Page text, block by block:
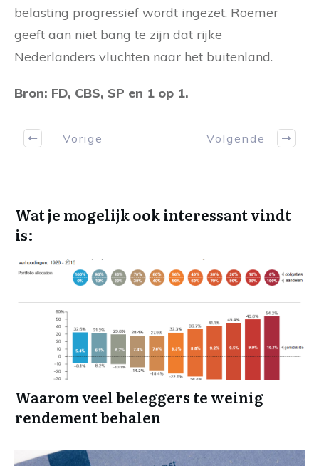
belasting progressief wordt ingezet. Roemer
geeft aan niet bang te zijn dat rijke
Nederlanders vluchten naar het buitenland.
Bron: FD, CBS, SP en 1 op 1.
Vorige Volgende
Wat je mogelijk ook interessant vindt
is:
Waarom veel beleggers te weinig
rendement behalen